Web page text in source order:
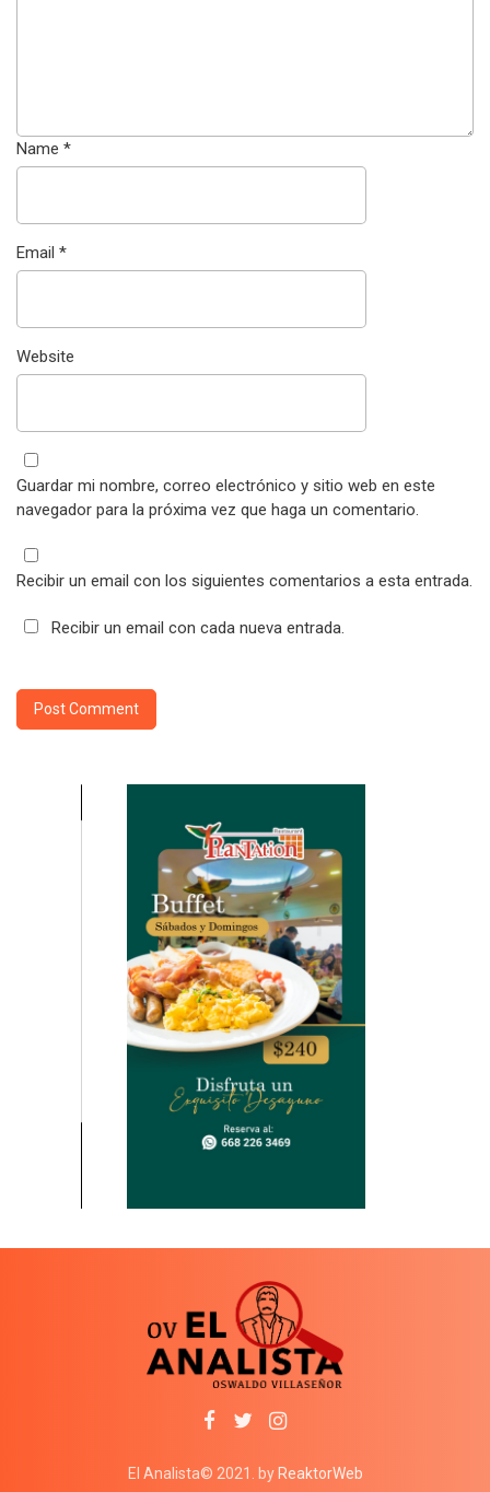
Name *
Email *
Website
Guardar mi nombre, correo electrónico y sitio web en este
navegador para la próxima vez que haga un comentario.
Recibir un email con los siguientes comentarios a esta entrada.
Recibir un email con cada nueva entrada.
El Analista© 2021. by ReaktorWeb